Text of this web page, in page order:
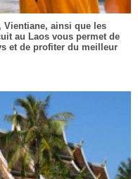
Vientiane, ainsi que les
au Laos vous permet de
et de profiter du meilleur